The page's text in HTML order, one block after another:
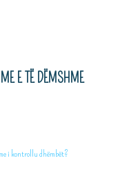
E TË DËMSHME